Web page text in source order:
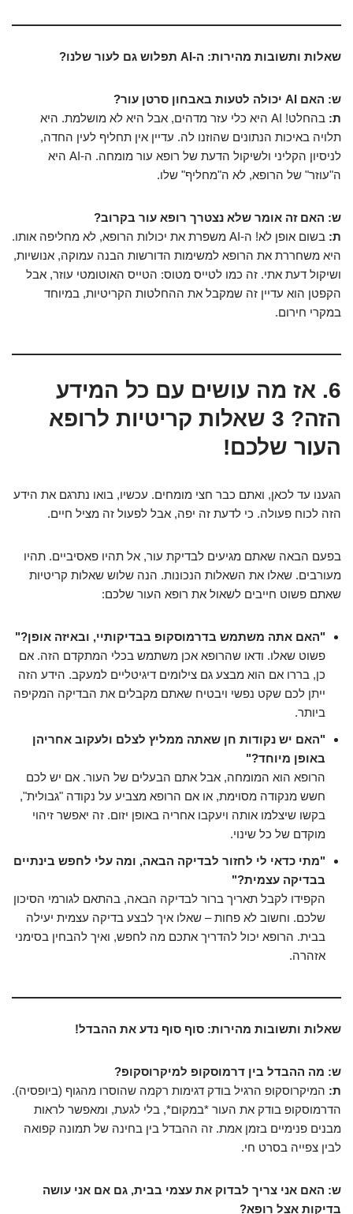
שאלות ותשובות מהירות: ה-AI תפלוש גם לעור שלנו?
ש: האם AI יכולה לטעות באבחון סרטן עור?
ת:
בהחלט! AI היא כלי עזר מדהים, אבל היא לא מושלמת. היא
תלויה באיכות הנתונים שהוזנו לה. עדיין אין תחליף לעין החדה,
לניסיון הקליני ולשיקול הדעת של רופא עור מומחה. ה-AI היא
ה"עוזר" של הרופא, לא ה"מחליף" שלו.
ש: האם זה אומר שלא נצטרך רופא עור בקרוב?
ת:
בשום אופן לא! ה-AI משפרת את יכולות הרופא, לא מחליפה אותו.
היא משחררת את הרופא למשימות הדורשות הבנה עמוקה, אנושיות,
ושיקול דעת אתי. זה כמו לטייס מטוס: הטייס האוטומטי עוזר, אבל
הקפטן הוא עדיין זה שמקבל את ההחלטות הקריטיות, במיוחד
במקרי חירום.
6. אז מה עושים עם כל המידע
הזה? 3 שאלות קריטיות לרופא
העור שלכם!
הגענו עד לכאן, ואתם כבר חצי מומחים. עכשיו, בואו נתרגם את הידע
הזה לכוח פעולה. כי לדעת זה יפה, אבל לפעול זה מציל חיים.
בפעם הבאה שאתם מגיעים לבדיקת עור, אל תהיו פאסיביים. תהיו
מעורבים. שאלו את השאלות הנכונות. הנה שלוש שאלות קריטיות
שאתם פשוט חייבים לשאול את רופא העור שלכם:
"האם אתה משתמש בדרמוסקופ בבדיקותיי, ובאיזה אופן?"
פשוט שאלו. ודאו שהרופא אכן משתמש בכלי המתקדם הזה. אם
כן, בררו אם הוא מבצע גם צילומים דיגיטליים למעקב. הידע הזה
ייתן לכם שקט נפשי ויבטיח שאתם מקבלים את הבדיקה המקיפה
ביותר.
"האם יש נקודות חן שאתה ממליץ לצלם ולעקוב אחריהן
באופן מיוחד?"
הרופא הוא המומחה, אבל אתם הבעלים של העור. אם יש לכם
חשש מנקודה מסוימת, או אם הרופא מצביע על נקודה "גבולית",
בקשו שיצלמו אותה ויעקבו אחריה באופן יזום. זה יאפשר זיהוי
מוקדם של כל שינוי.
"מתי כדאי לי לחזור לבדיקה הבאה, ומה עלי לחפש בינתיים
בבדיקה עצמית?"
הקפידו לקבל תאריך ברור לבדיקה הבאה, בהתאם לגורמי הסיכון
שלכם. וחשוב לא פחות – שאלו איך לבצע בדיקה עצמית יעילה
בבית. הרופא יכול להדריך אתכם מה לחפש, ואיך להבחין בסימני
אזהרה.
שאלות ותשובות מהירות: סוף סוף נדע את ההבדל!
ש: מה ההבדל בין דרמוסקופ למיקרוסקופ?
ת: המיקרוסקופ הרגיל בודק דגימות רקמה שהוסרו מהגוף (ביופסיה).
הדרמוסקופ בודק את העור *במקום*, בלי לגעת, ומאפשר לראות
מבנים פנימיים בזמן אמת. זה ההבדל בין בחינה של תמונה קפואה
לבין צפייה בסרט חי.
ש: האם אני צריך לבדוק את עצמי בבית, גם אם אני עושה
בדיקות אצל רופא?